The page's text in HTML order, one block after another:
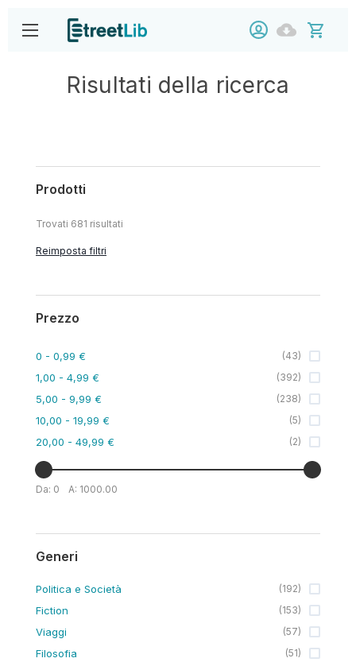
Risultati della ricerca
Prodotti
Trovati 681 risultati
Reimposta filtri
Prezzo
0 - 0,99 € (43)
1,00 - 4,99 € (392)
5,00 - 9,99 € (238)
10,00 - 19,99 € (5)
20,00 - 49,99 € (2)
Da: 0 A: 1000.00
Generi
Politica e Società (192)
Fiction (153)
Viaggi (57)
Filosofia (51)